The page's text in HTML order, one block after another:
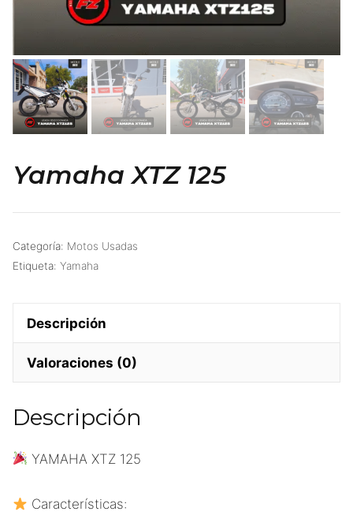
Yamaha XTZ 125
Categoría: Motos Usadas
Etiqueta: Yamaha
Descripción
Valoraciones (0)
Descripción
YAMAHA XTZ 125
Características: